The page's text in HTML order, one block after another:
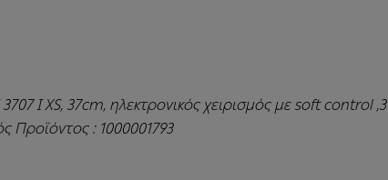
I XS, 37cm, ηλεκτρονικός χειρισμός με soft control ,3
Προϊόντος : 1000001793